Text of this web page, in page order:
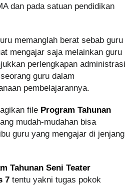
dan pada satuan pendidikan
memanglah berat sebab guru
mengajar saja melainkan guru
perlengkapan administrasi
guru dalam
pembelajarannya.
file Program Tahunan
mudah-mudahan bisa
guru yang mengajar di jenjang
Tahunan Seni Teater
7 tentu yakni tugas pokok